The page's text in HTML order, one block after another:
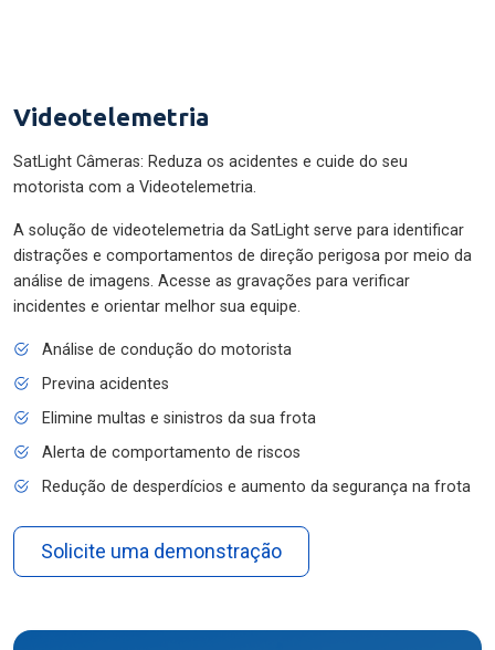
Videotelemetria
SatLight Câmeras: Reduza os acidentes e cuide do seu
motorista com a Videotelemetria.
A solução de videotelemetria da SatLight serve para identificar
distrações e comportamentos de direção perigosa por meio da
análise de imagens. Acesse as gravações para verificar
incidentes e orientar melhor sua equipe.
Análise de condução do motorista
Previna acidentes
Elimine multas e sinistros da sua frota
Alerta de comportamento de riscos
Redução de desperdícios e aumento da segurança na frota
Solicite uma demonstração